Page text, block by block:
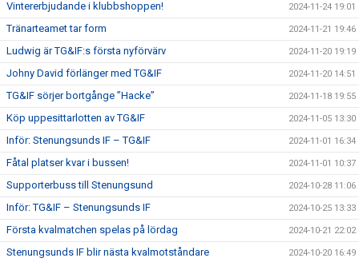
Vintererbjudande i klubbshoppen! 2024-11-24 19:01
Tränarteamet tar form 2024-11-21 19:46
Ludwig är TG&IF:s första nyförvärv 2024-11-20 19:19
Johny David förlänger med TG&IF 2024-11-20 14:51
TG&IF sörjer bortgånge ”Hacke” 2024-11-18 19:55
Köp uppesittarlotten av TG&IF 2024-11-05 13:30
Inför: Stenungsunds IF – TG&IF 2024-11-01 16:34
Fåtal platser kvar i bussen! 2024-11-01 10:37
Supporterbuss till Stenungsund 2024-10-28 11:06
Inför: TG&IF – Stenungsunds IF 2024-10-25 13:33
Första kvalmatchen spelas på lördag 2024-10-21 22:02
Stenungsunds IF blir nästa kvalmotståndare 2024-10-20 16:49